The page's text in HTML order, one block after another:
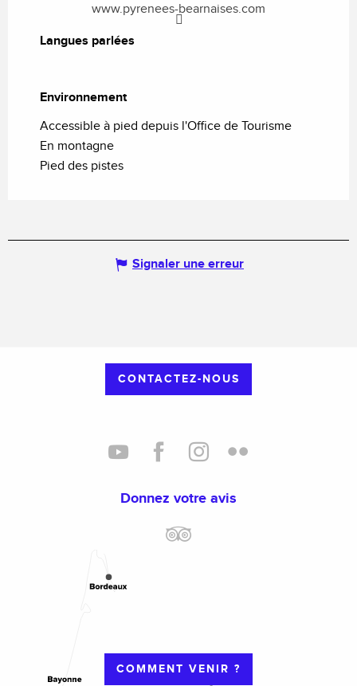
www.pyrenees-bearnaises.com
Langues parlées
Langues parlées
Environnement
Environnement
Accessible à pied depuis l'Office de Tourisme
En montagne
Pied des pistes
Signaler une erreur
CONTACTEZ-NOUS
Donnez votre avis
COMMENT VENIR ?